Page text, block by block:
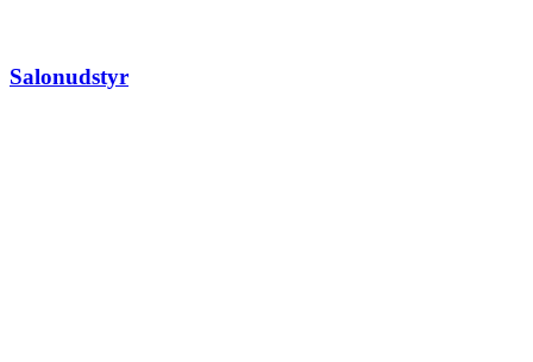
Salonudstyr